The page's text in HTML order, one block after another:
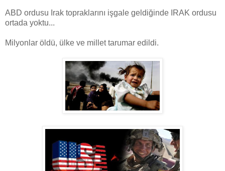
ABD ordusu Irak topraklarını işgale geldiğinde IRAK ordusu
ortada yoktu...
Milyonlar öldü, ülke ve millet tarumar edildi.